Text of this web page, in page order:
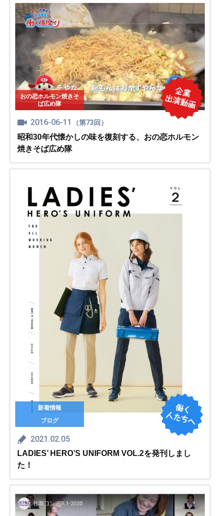
おの恋ホルモン焼きそ
ば広め隊
2016-06-11 （第73回）
昭和30年代懐かしの味を復刻する、おの恋ホルモン
焼きそば広め隊
新着情報
ブログ
2021.02.05
LADIES’ HERO’S UNIFORM VOL.2を発刊しまし
た！